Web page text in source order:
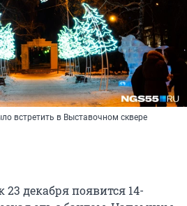
встретить в Выставочном сквере
декабря появится 14-